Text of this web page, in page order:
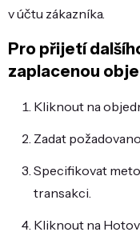
v účtu zákazníka.
Pro přijetí
zaplacenou
Kliknout na
Zadat
Specifikovat
transakci.
Kliknout na